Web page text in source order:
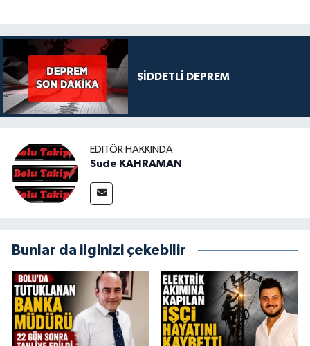
ŞİDDETLİ DEPREM
EDITÖR HAKKINDA
Sude KAHRAMAN
Bunlar da ilginizi çekebilir